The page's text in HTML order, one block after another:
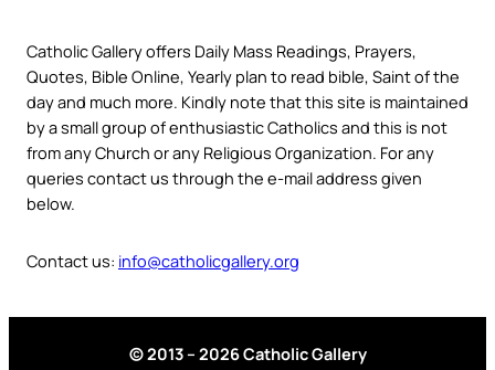
Catholic Gallery offers Daily Mass Readings, Prayers,
Quotes, Bible Online, Yearly plan to read bible, Saint of the
day and much more. Kindly note that this site is maintained
by a small group of enthusiastic Catholics and this is not
from any Church or any Religious Organization. For any
queries contact us through the e-mail address given
below.
Contact us: info@catholicgallery.org
© 2013 – 2026 Catholic Gallery